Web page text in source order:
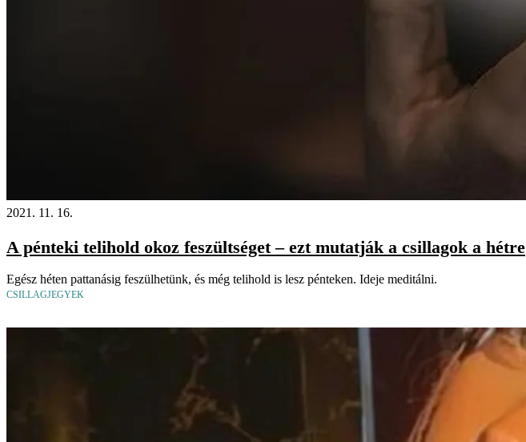
2021. 11. 16.
A pénteki telihold okoz feszültséget – ezt mutatják a csillagok a hétre
Egész héten pattanásig feszülhetünk, és még telihold is lesz pénteken. Ideje meditálni.
CSILLAGJEGYEK